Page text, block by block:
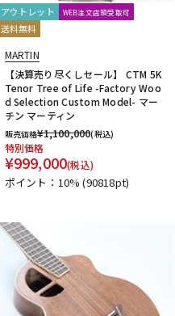
アウトレット WEB注文店頭受取可
送料無料
MARTIN
【決算売り尽くしセール】 CTM 5K
Tenor Tree of Life -Factory Woo
d Selection Custom Model- マー
チン マーティン
販売価格¥1,100,000(税込)
特別価格
¥999,000(税込)
ポイント：10%(90818pt)